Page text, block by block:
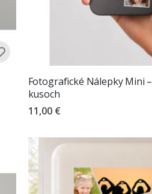
Fotografické Nálepky Mini
kusoch
11,00 €